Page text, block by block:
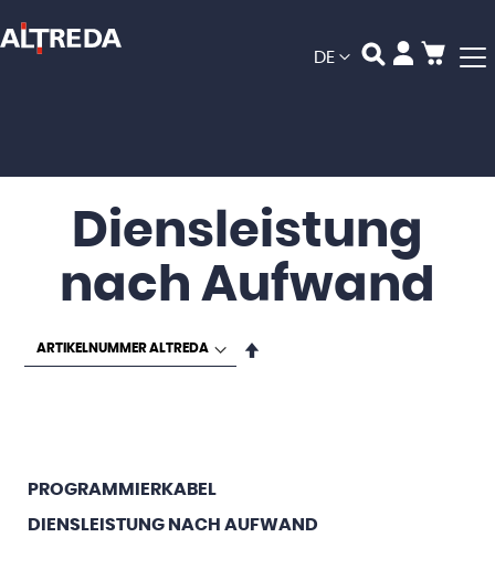
Sprache
DE Mein
Diensleistung
nach Aufwand
PROGRAMMIERKABEL
DIENSLEISTUNG NACH AUFWAND